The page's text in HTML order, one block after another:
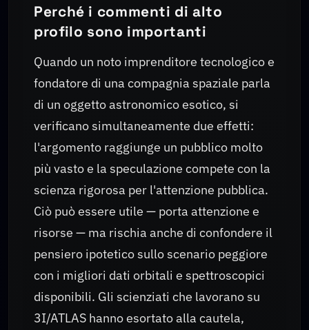
Perché i commenti di alto
profilo sono importanti
Quando un noto imprenditore tecnologico e
fondatore di una compagnia spaziale parla
di un oggetto astronomico esotico, si
verificano simultaneamente due effetti:
l'argomento raggiunge un pubblico molto
più vasto e la speculazione compete con la
scienza rigorosa per l'attenzione pubblica.
Ciò può essere utile — porta attenzione e
risorse — ma rischia anche di confondere il
pensiero ipotetico sullo scenario peggiore
con i migliori dati orbitali e spettroscopici
disponibili. Gli scienziati che lavorano su
3I/ATLAS hanno esortato alla cautela,